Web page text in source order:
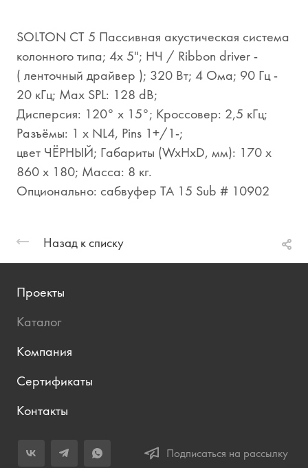
SOLTON CT 5 Пассивная акустическая система
колонного типа; 4x 5"; НЧ / Ribbon driver -
( ленточный драйвер ); 320 Вт; 4 Ома; 90 Гц -
20 кГц; Мах SPL: 128 dB;
Дисперсия: 120° х 15°; Кроссовер: 2,5 кГц;
Разъёмы: 1 x NL4, Pins 1+/1-;
цвет ЧЁРНЫЙ; Габариты (WxHxD, мм): 170 x
860 x 180; Масса: 8 кг.
Опционально: сабвуфер TA 15 Sub # 10902
Назад к списку
Проекты
Каталог
Компания
Сертификаты
Контакты
Подписаться на рассылку